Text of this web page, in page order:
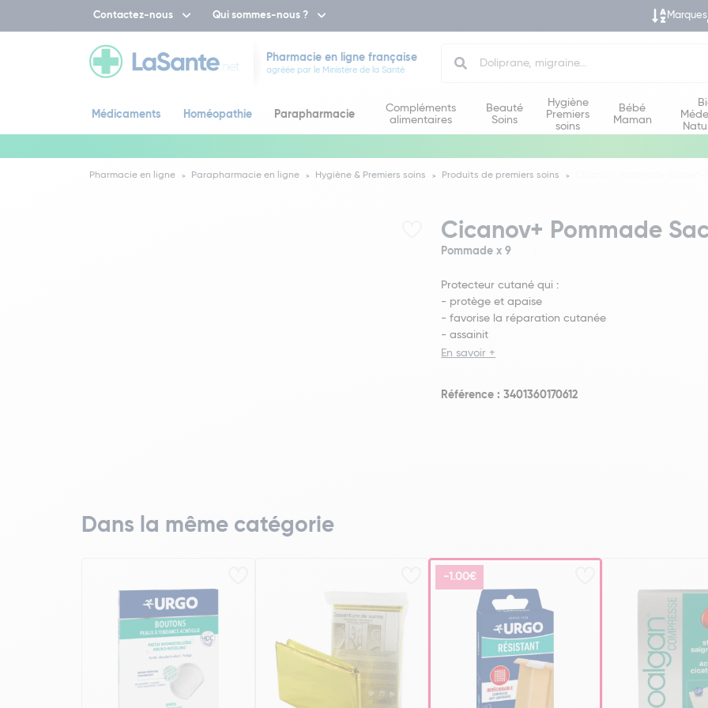
Contactez-nous Qui sommes-nous ? Marques
Pharmacie en ligne française
agréée par le Ministère de la Santé
Médicaments Homéopathie Parapharmacie
Compléments
alimentaires
Beauté
Soins
Hygiène
Premiers
soins
Bébé
Maman
Pharmacie en ligne Parapharmacie en ligne Hygiène & Premiers soins Produits de premiers soins
Cicanov+ Pommade
Pommade x 9
Protecteur cutané qui :
- protège et apaise
- favorise la réparation cutanée
- assainit
En savoir +
Référence : 3401360170612
Dans la même catégorie
-1.00€